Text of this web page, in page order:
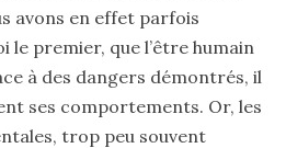
avons en effet parfois
le premier, que l’être humain
à des dangers démontrés, il
ses comportements. Or, les
trop peu souvent